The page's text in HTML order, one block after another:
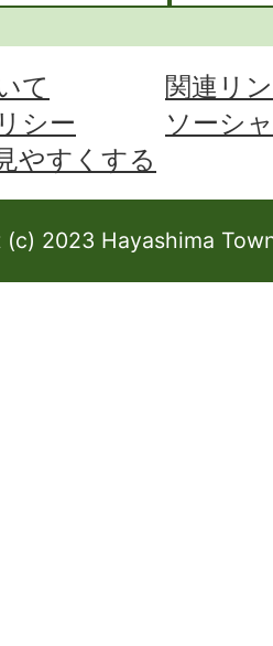
て
関連リ
シー
ソーシ
やすくする
2023 Hayashima